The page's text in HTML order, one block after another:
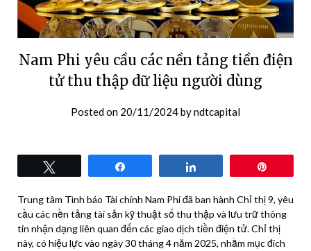
Nam Phi yêu cầu các nền tảng tiền điện
tử thu thập dữ liệu người dùng
Posted on 20/11/2024byndtcapital
Trung tâm Tình báo Tài chính Nam Phi đã ban hành Chỉ thị 9, yêu
cầu các nền tảng tài sản kỹ thuật số thu thập và lưu trữ thông
tin nhận dạng liên quan đến các giao dịch tiền điện tử. Chỉ thị
này, có hiệu lực vào ngày 30 tháng 4 năm 2025, nhằm mục đích